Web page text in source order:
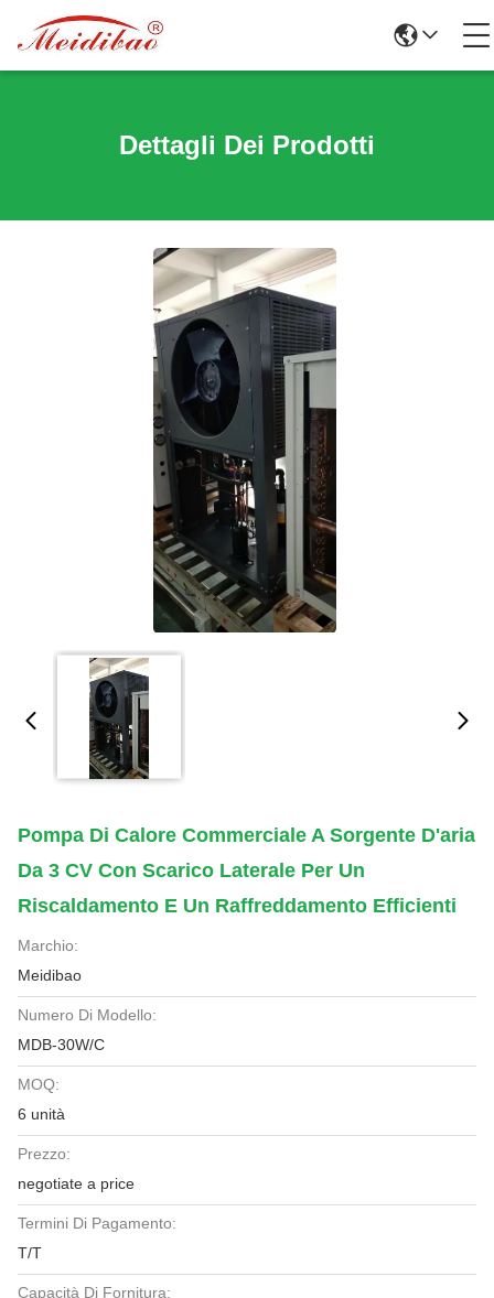
Dettagli Dei Prodotti
Pompa Di Calore Commerciale A Sorgente D'aria
Da 3 CV Con Scarico Laterale Per Un
Riscaldamento E Un Raffreddamento Efficienti
Marchio:
Meidibao
Numero Di Modello:
MDB-30W/C
MOQ:
6 unità
Prezzo:
negotiate a price
Termini Di Pagamento:
T/T
Capacità Di Fornitura: